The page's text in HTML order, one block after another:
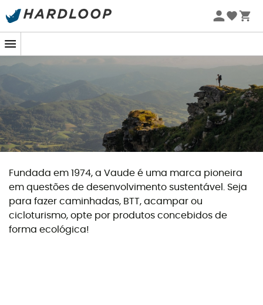
Promoções de verão 🔥 -5% EXTRA a partir de 2 produtos*
Fundada em 1974, a Vaude é uma marca pioneira
em questões de desenvolvimento sustentável. Seja
para fazer caminhadas, BTT, acampar ou
cicloturismo, opte por produtos concebidos de
forma ecológica!